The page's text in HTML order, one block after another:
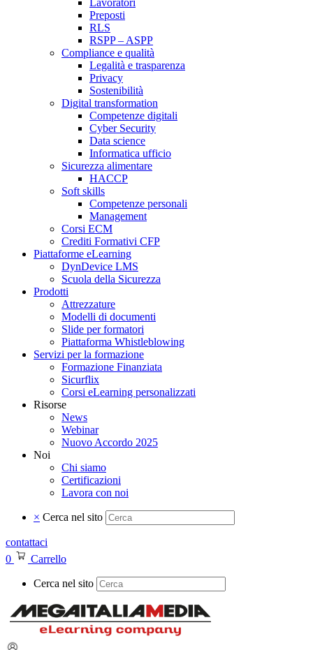
Lavoratori
Preposti
RLS
RSPP – ASPP
Compliance e qualità
Legalità e trasparenza
Privacy
Sostenibilità
Digital transformation
Competenze digitali
Cyber Security
Data science
Informatica ufficio
Sicurezza alimentare
HACCP
Soft skills
Competenze personali
Management
Corsi ECM
Crediti Formativi CFP
Piattaforme eLearning
DynDevice LMS
Scuola della Sicurezza
Prodotti
Attrezzature
Modelli di documenti
Slide per formatori
Piattaforma Whistleblowing
Servizi per la formazione
Formazione Finanziata
Sicurflix
Corsi eLearning personalizzati
Risorse
News
Webinar
Nuovo Accordo 2025
Noi
Chi siamo
Certificazioni
Lavora con noi
× Cerca nel sito
contattaci
0
Carrello
Cerca nel sito